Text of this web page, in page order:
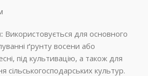
Використовується для основного
ґрунту восени або
під культивацію, а також для
сільськогосподарських культур.